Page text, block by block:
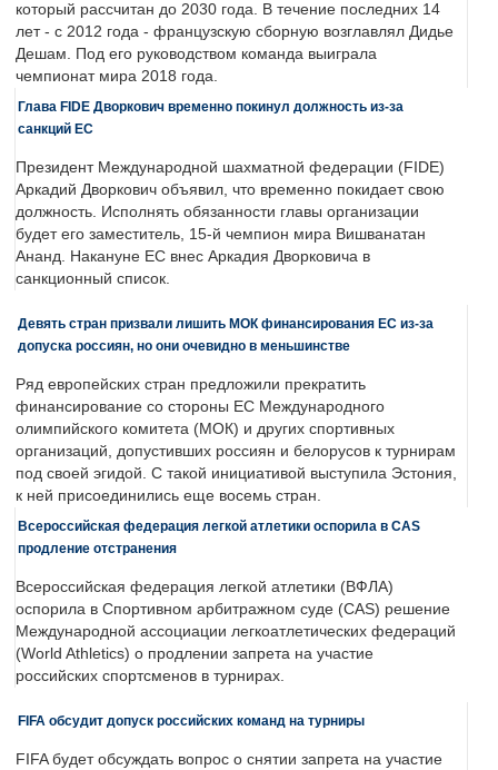
который рассчитан до 2030 года. В течение последних 14
лет - с 2012 года - французскую сборную возглавлял Дидье
Дешам. Под его руководством команда выиграла
чемпионат мира 2018 года.
Глава FIDE Дворкович временно покинул должность из-за
санкций ЕС
Президент Международной шахматной федерации (FIDE)
Аркадий Дворкович объявил, что временно покидает свою
должность. Исполнять обязанности главы организации
будет его заместитель, 15-й чемпион мира Вишванатан
Ананд. Накануне ЕС внес Аркадия Дворковича в
санкционный список.
Девять стран призвали лишить МОК финансирования ЕС из-за
допуска россиян, но они очевидно в меньшинстве
Ряд европейских стран предложили прекратить
финансирование со стороны ЕС Международного
олимпийского комитета (МОК) и других спортивных
организаций, допустивших россиян и белорусов к турнирам
под своей эгидой. С такой инициативой выступила Эстония,
к ней присоединились еще восемь стран.
Всероссийская федерация легкой атлетики оспорила в CAS
продление отстранения
Всероссийская федерация легкой атлетики (ВФЛА)
оспорила в Спортивном арбитражном суде (CAS) решение
Международной ассоциации легкоатлетических федераций
(World Athletics) о продлении запрета на участие
российских спортсменов в турнирах.
FIFA обсудит допуск российских команд на турниры
FIFA будет обсуждать вопрос о снятии запрета на участие